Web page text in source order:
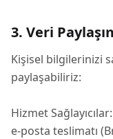
3. Veri
Kişisel bilgilerinizi
paylaşabiliriz:
Hizmet
e-posta teslimatı